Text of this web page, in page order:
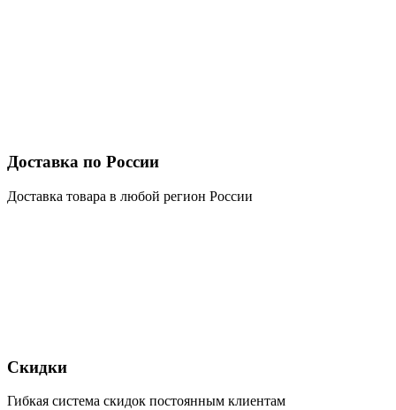
Доставка по России
Доставка товара в любой регион России
Скидки
Гибкая система скидок постоянным клиентам